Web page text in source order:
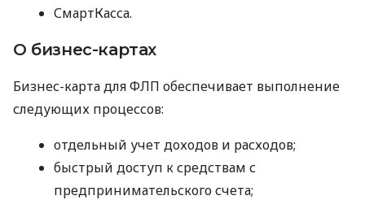
СмартКасса.
О бизнес-картах
Бизнес-карта для ФЛП обеспечивает выполнение
следующих процессов:
отдельный учет доходов и расходов;
быстрый доступ к средствам с
предпринимательского счета;